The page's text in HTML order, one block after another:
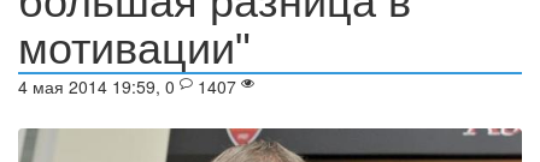
мотивации"
4 мая 2014 19:59, 0 1407